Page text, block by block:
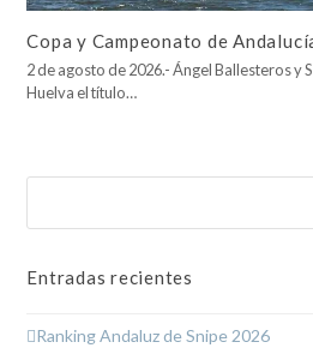
Copa y Campeonato de
2 de agosto de 2026.- Ángel Ballesteros y
Huelva el título…
Entradas recientes
Ranking Andaluz de Snipe 2026